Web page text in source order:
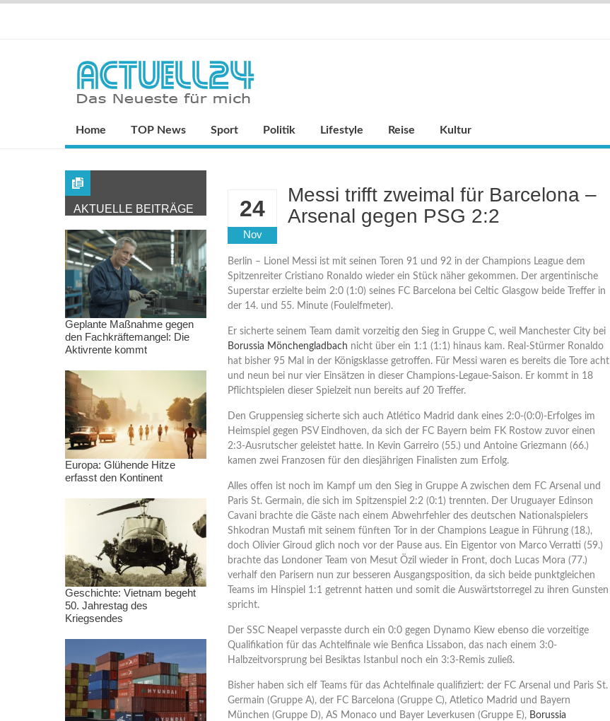
Home TOP News Sport Politik Lifestyle Reise Kultur
24
Nov
Messi trifft zweimal für Barcelona –
Arsenal gegen PSG 2:2
Berlin – Lionel Messi ist mit seinen Toren 91 und 92 in der Champions League dem
Spitzenreiter Cristiano Ronaldo wieder ein Stück näher gekommen. Der argentinische
Superstar erzielte beim 2:0 (1:0) seines FC Barcelona bei Celtic Glasgow beide Treffer in
der 14. und 55. Minute (Foulelfmeter).
Er sicherte seinem Team damit vorzeitig den Sieg in Gruppe C, weil Manchester City bei
Borussia Mönchengladbach nicht über ein 1:1 (1:1) hinaus kam. Real-Stürmer Ronaldo
hat bisher 95 Mal in der Königsklasse getroffen. Für Messi waren es bereits die Tore acht
und neun bei nur vier Einsätzen in dieser Champions-Legaue-Saison. Er kommt in 18
Pflichtspielen dieser Spielzeit nun bereits auf 20 Treffer.
Den Gruppensieg sicherte sich auch Atlético Madrid dank eines 2:0-(0:0)-Erfolges im
Heimspiel gegen PSV Eindhoven, da sich der FC Bayern beim FK Rostow zuvor einen
2:3-Ausrutscher geleistet hatte. In Kevin Garreiro (55.) und Antoine Griezmann (66.)
kamen zwei Franzosen für den diesjährigen Finalisten zum Erfolg.
Alles offen ist noch im Kampf um den Sieg in Gruppe A zwischen dem FC Arsenal und
Paris St. Germain, die sich im Spitzenspiel 2:2 (0:1) trennten. Der Uruguayer Edinson
Cavani brachte die Gäste nach einem Abwehrfehler des deutschen Nationalspielers
Shkodran Mustafi mit seinem fünften Tor in der Champions League in Führung (18.),
doch Olivier Giroud glich noch vor der Pause aus. Ein Eigentor von Marco Verratti (59.)
brachte das Londoner Team von Mesut Özil wieder in Front, doch Lucas Mora (77.)
verhalf den Parisern nun zur besseren Ausgangsposition, da sich beide punktgleichen
Teams im Hinspiel 1:1 getrennt hatten und somit die Auswärtstorregel zu ihren Gunsten
spricht.
Der SSC Neapel verpasste durch ein 0:0 gegen Dynamo Kiew ebenso die vorzeitige
Qualifikation für das Achtelfinale wie Benfica Lissabon, das nach einem 3:0-
Halbzeitvorsprung bei Besiktas Istanbul noch ein 3:3-Remis zuließ.
Bisher haben sich elf Teams für das Achtelfinale qualifiziert: der FC Arsenal und Paris St.
Germain (Gruppe A), der FC Barcelona (Gruppe C), Atletico Madrid und Bayern
München (Gruppe D), AS Monaco und Bayer Leverkusen (Gruppe E), Borussia
AKTUELLE BEITRÄGE
Geplante Maßnahme gegen
den Fachkräftemangel: Die
Aktivrente kommt
Europa: Glühende Hitze
erfasst den Kontinent
Geschichte: Vietnam begeht
50. Jahrestag des
Kriegsendes